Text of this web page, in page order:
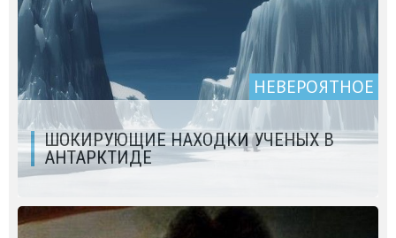
НЕВЕРОЯТНОЕ
ШОКИРУЮЩИЕ НАХОДКИ УЧЕНЫХ В
АНТАРКТИДЕ